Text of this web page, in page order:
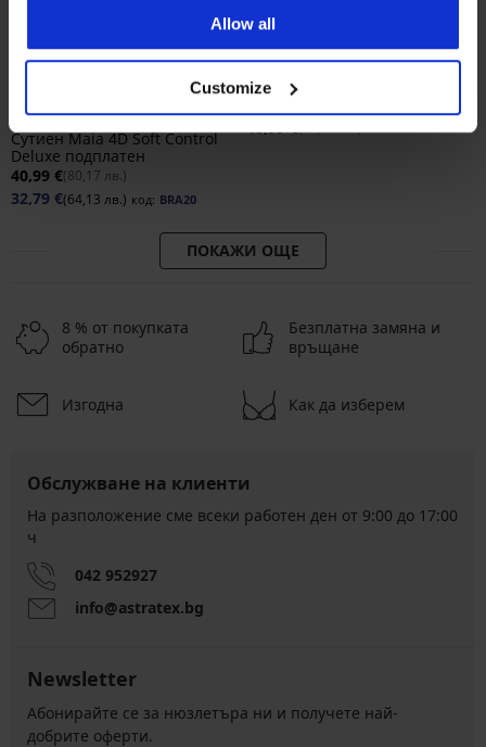
Allow all
Customize
Сутиен Maia 4D Soft Control
Deluxe подплатен
40,99 €(80,17 лв.)
32,79 €(64,13 лв.) код: BRA20
Сутиен Spacer Delicate Flower
40,99 €(80,17 лв.)
ПОКАЖИ ОЩЕ
8 % от покупката
обратно
Безплатна замяна и
връщане
Изгодна Как да изберем
Обслужване на клиенти
На разположение сме всеки работен ден от 9:00 до 17:00
ч
042 952927
info@astratex.bg
Newsletter
Абонирайте се за нюзлетъра ни и получете най-
добрите оферти.